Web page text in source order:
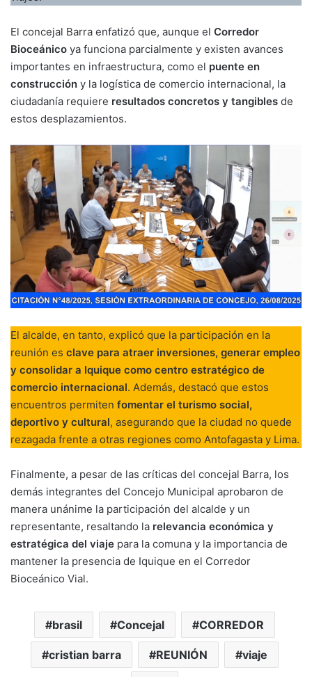
El concejal Barra enfatizó que, aunque el Corredor
Bioceánico ya funciona parcialmente y existen avances
importantes en infraestructura, como el puente en
construcción y la logística de comercio internacional, la
ciudadanía requiere resultados concretos y tangibles de
estos desplazamientos.
El alcalde, en tanto, explicó que la participación en la
reunión es clave para atraer inversiones, generar empleo
y consolidar a Iquique como centro estratégico de
comercio internacional. Además, destacó que estos
encuentros permiten fomentar el turismo social,
deportivo y cultural, asegurando que la ciudad no quede
rezagada frente a otras regiones como Antofagasta y Lima.
Finalmente, a pesar de las críticas del concejal Barra, los
demás integrantes del Concejo Municipal aprobaron de
manera unánime la participación del alcalde y un
representante, resaltando la relevancia económica y
estratégica del viaje para la comuna y la importancia de
mantener la presencia de Iquique en el Corredor
Bioceánico Vial.
brasil Concejal CORREDOR
cristian barra REUNIÓN viaje